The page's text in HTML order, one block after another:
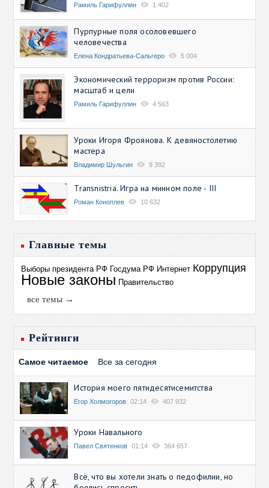
Рамиль Гарифуллин 1 402
Пурпурные поля осоловевшего
человечества
Елена Кондратьева-Сальгеро 5 004
Экономический терроризм против России:
масштаб и цели
Рамиль Гарифуллин 4 563
Уроки Игоря Фроянова. К девяностолетию
мастера
Владимир Шульгин 9 392
Transnistria. Игра на минном поле - III
Роман Коноплев 10 632
Главные темы
Выборы президента РФ Госдума РФ Интернет Коррупция
Новые законы Правительство
все темы →
Рейтинги
Самое читаемое Все за сегодня
История моего пятидесятисемитства
Егор Холмогоров 02:14 407 932
Уроки Навального
Павел Святенков 01:14 364 657
Всё, что вы хотели знать о педофилии, но